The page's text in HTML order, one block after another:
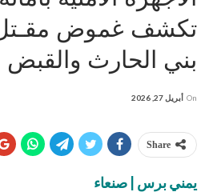
تكشف غموض
بني الحارث والقبض
On أبريل 27, 2026
Share
يمني برس | صنعاء